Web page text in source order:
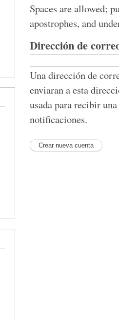
Spaces are allowed;
apostrophes, and
Dirección de
Una dirección de
enviaran a esta
usada para recibir
notificaciones.